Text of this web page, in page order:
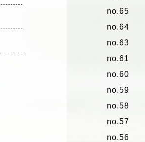
no.65
no.64
no.63
no.61
no.60
no.59
no.58
no.57
no.56